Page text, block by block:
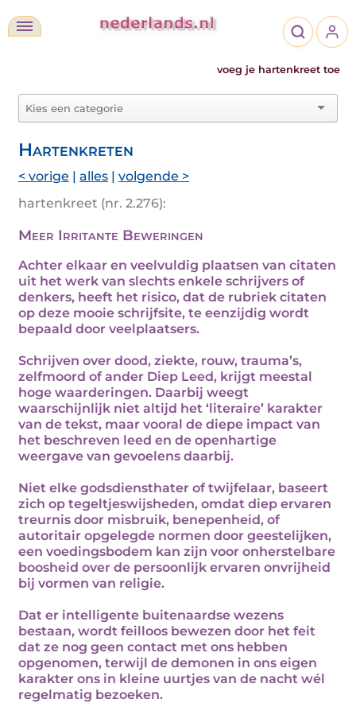
voeg je hartenkreet toe
Hartenkreten
< vorige | alles | volgende >
hartenkreet (nr. 2.276):
Meer Irritante Beweringen
Achter elkaar en veelvuldig plaatsen van citaten
uit het werk van slechts enkele schrijvers of
denkers, heeft het risico, dat de rubriek citaten
op deze mooie schrijfsite, te eenzijdig wordt
bepaald door veelplaatsers.
Schrijven over dood, ziekte, rouw, trauma’s,
zelfmoord of ander Diep Leed, krijgt meestal
hoge waarderingen. Daarbij weegt
waarschijnlijk niet altijd het ‘literaire’ karakter
van de tekst, maar vooral de diepe impact van
het beschreven leed en de openhartige
weergave van gevoelens daarbij.
Niet elke godsdiensthater of twijfelaar, baseert
zich op tegeltjeswijsheden, omdat diep ervaren
treurnis door misbruik, benepenheid, of
autoritair opgelegde normen door geestelijken,
een voedingsbodem kan zijn voor onherstelbare
boosheid over de persoonlijk ervaren onvrijheid
bij vormen van religie.
Dat er intelligente buitenaardse wezens
bestaan, wordt feilloos bewezen door het feit
dat ze nog geen contact met ons hebben
opgenomen, terwijl de demonen in ons eigen
karakter ons in kleine uurtjes van de nacht wél
regelmatig bezoeken.